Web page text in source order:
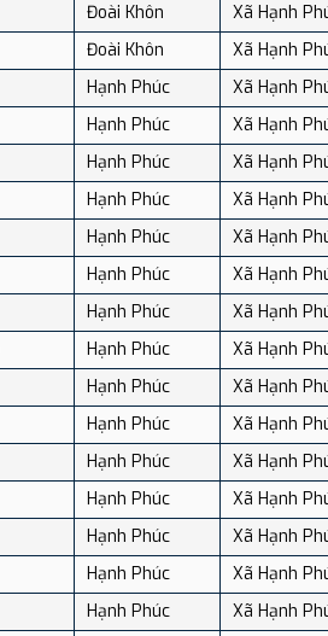
Đoài Khôn
Xã Hạnh
Đoài Khôn
Xã Hạnh
Hạnh Phúc
Xã Hạnh
Hạnh Phúc
Xã Hạnh
Hạnh Phúc
Xã Hạnh
Hạnh Phúc
Xã Hạnh
Hạnh Phúc
Xã Hạnh
Hạnh Phúc
Xã Hạnh
Hạnh Phúc
Xã Hạnh
Hạnh Phúc
Xã Hạnh
Hạnh Phúc
Xã Hạnh
Hạnh Phúc
Xã Hạnh
Hạnh Phúc
Xã Hạnh
Hạnh Phúc
Xã Hạnh
Hạnh Phúc
Xã Hạnh
Hạnh Phúc
Xã Hạnh
Hạnh Phúc
Xã Hạnh